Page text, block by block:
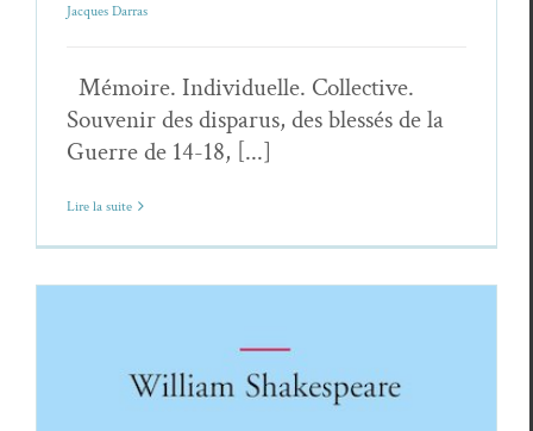
Jacques Darras
Mémoire. Individuelle. Collective.
Souvenir des disparus, des blessés de la
Guerre de 14-18, [...]
Lire la suite